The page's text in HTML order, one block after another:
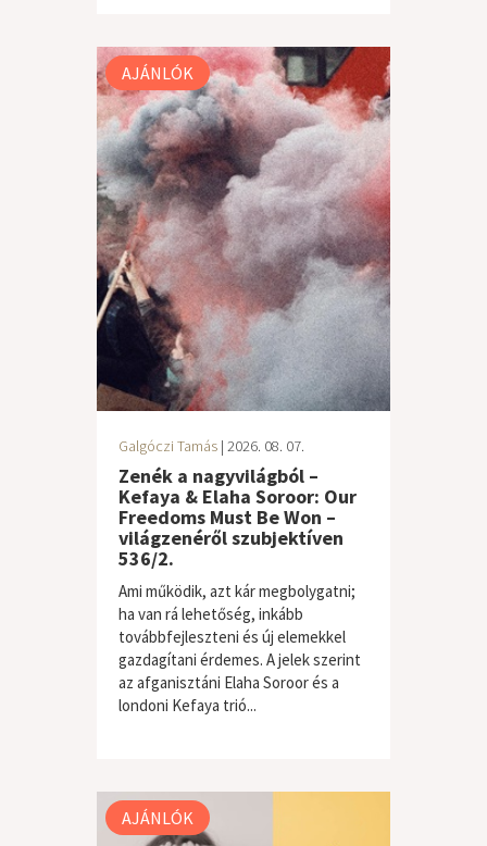
AJÁNLÓK
Galgóczi Tamás | 2026. 08. 07.
Zenék a nagyvilágból –
Kefaya & Elaha Soroor: Our
Freedoms Must Be Won –
világzenéről szubjektíven
536/2.
Ami működik, azt kár megbolygatni;
ha van rá lehetőség, inkább
továbbfejleszteni és új elemekkel
gazdagítani érdemes. A jelek szerint
az afganisztáni Elaha Soroor és a
londoni Kefaya trió...
világzene / folk
AJÁNLÓK